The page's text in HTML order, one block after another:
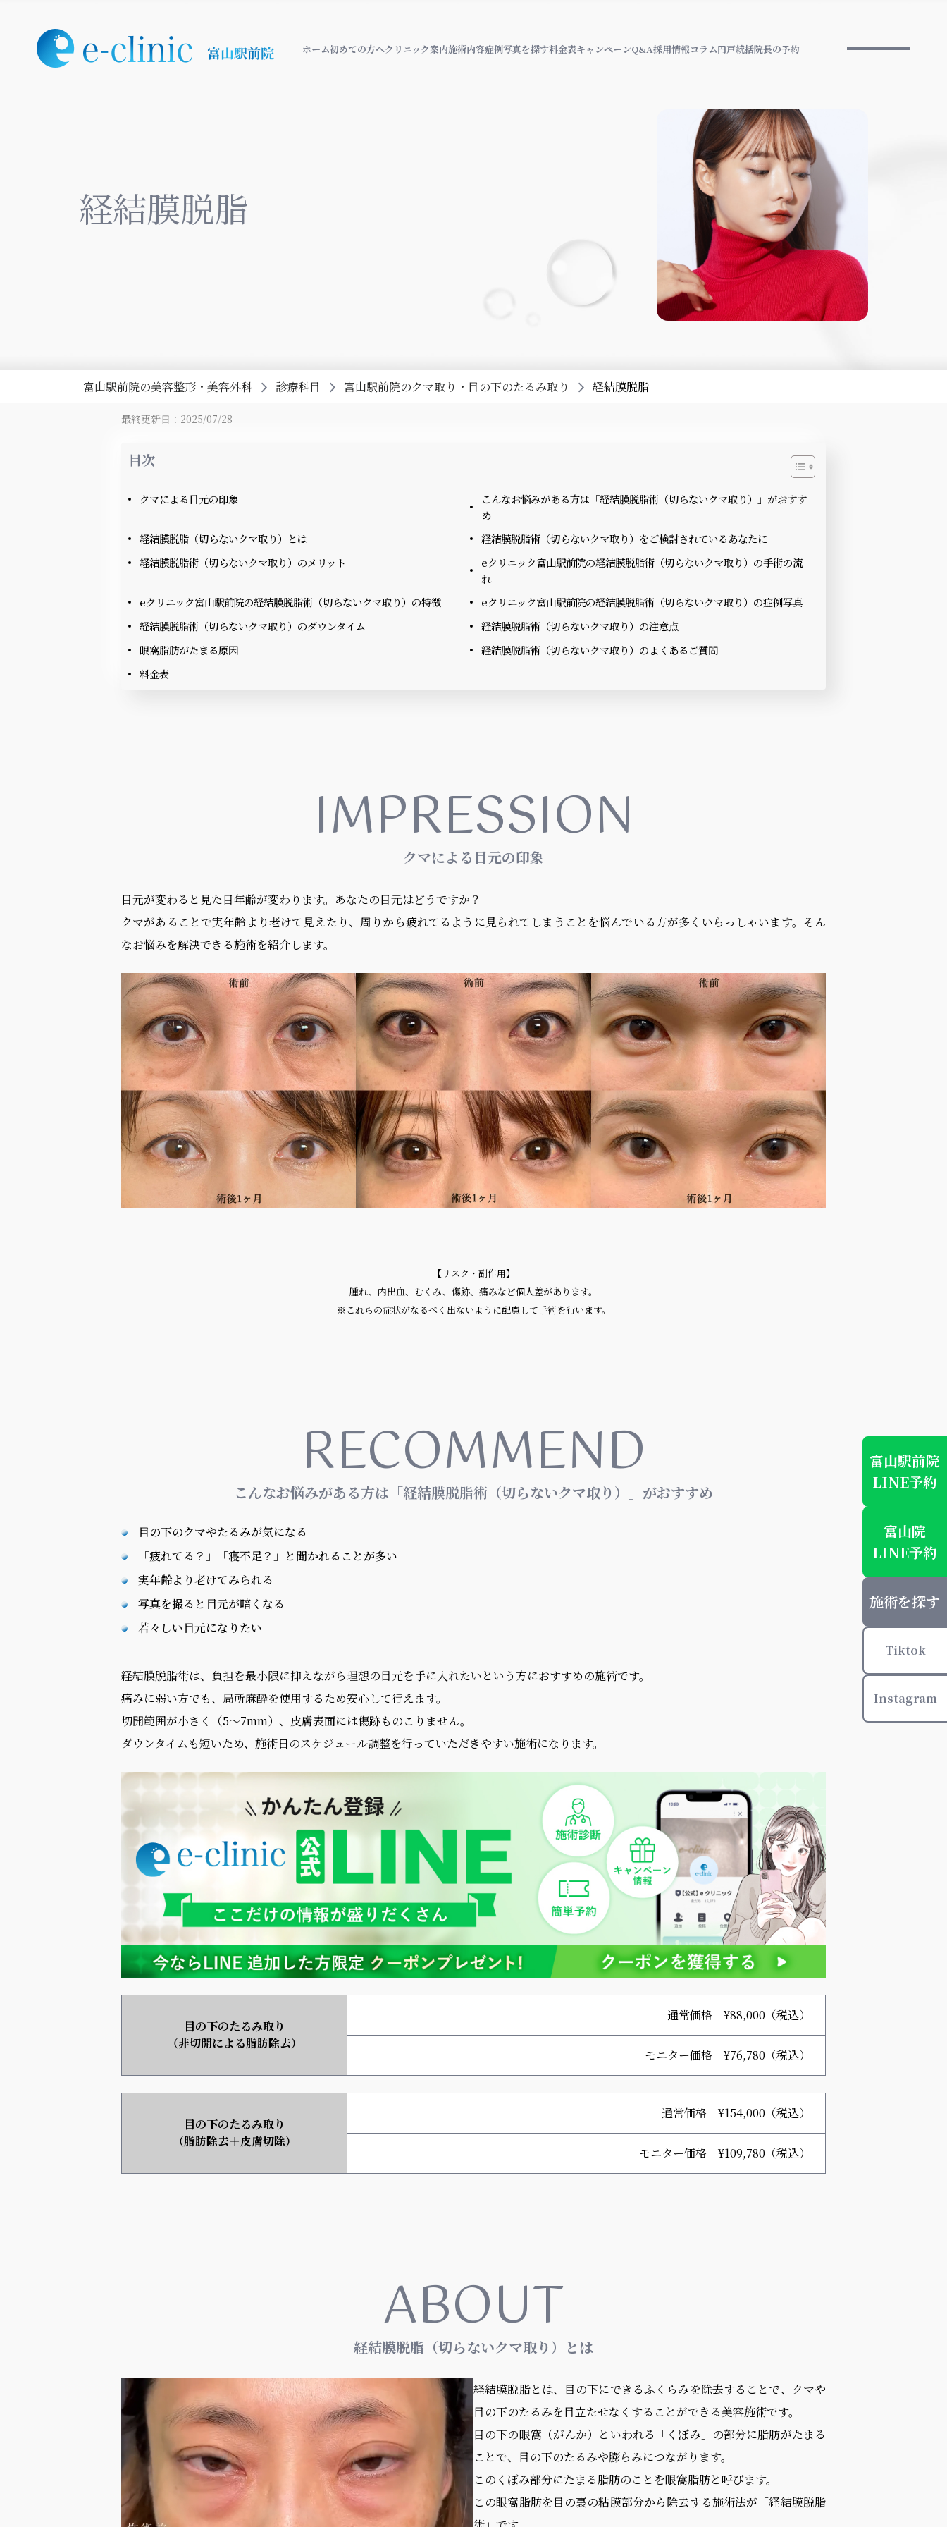
ホーム初めての方へクリニック案内施術内容症例写真を探す料金表キャンペーンQ&A採用情報コラム円戸統括院長の予約
経結膜脱脂
富山駅前院の美容整形・美容外科 診療科目 富山駅前院のクマ取り・目の下のたるみ取り 経結膜脱脂
最終更新日：2025/07/28
目次
クマによる目元の印象
こんなお悩みがある方は「経結膜脱脂術（切らないクマ取り）」がおすす
め
経結膜脱脂（切らないクマ取り）とは
経結膜脱脂術（切らないクマ取り）をご検討されているあなたに
経結膜脱脂術（切らないクマ取り）のメリット
eクリニック富山駅前院の経結膜脱脂術（切らないクマ取り）の手術の流
れ
eクリニック富山駅前院の経結膜脱脂術（切らないクマ取り）の特徴
eクリニック富山駅前院の経結膜脱脂術（切らないクマ取り）の症例写真
経結膜脱脂術（切らないクマ取り）のダウンタイム
経結膜脱脂術（切らないクマ取り）の注意点
眼窩脂肪がたまる原因
経結膜脱脂術（切らないクマ取り）のよくあるご質問
料金表
IMPRESSION
クマによる目元の印象
目元が変わると見た目年齢が変わります。あなたの目元はどうですか？
クマがあることで実年齢より老けて見えたり、周りから疲れてるように見られてしまうことを悩んでいる方が多くいらっしゃいます。そん
なお悩みを解決できる施術を紹介します。
【リスク・副作用】
腫れ、内出血、むくみ、傷跡、痛みなど個人差があります。
※これらの症状がなるべく出ないように配慮して手術を行います。
RECOMMEND
こんなお悩みがある方は「経結膜脱脂術（切らないクマ取り）」がおすすめ
目の下のクマやたるみが気になる
「疲れてる？」「寝不足？」と聞かれることが多い
実年齢より老けてみられる
写真を撮ると目元が暗くなる
若々しい目元になりたい
経結膜脱脂術は、負担を最小限に抑えながら理想の目元を手に入れたいという方におすすめの施術です。
痛みに弱い方でも、局所麻酔を使用するため安心して行えます。
切開範囲が小さく（5～7mm）、皮膚表面には傷跡ものこりません。
ダウンタイムも短いため、施術日のスケジュール調整を行っていただきやすい施術になります。
目の下のたるみ取り
（非切開による脂肪除去）
通常価格 ¥88,000（税込）
モニター価格 ¥76,780（税込）
目の下のたるみ取り
（脂肪除去＋皮膚切除）
通常価格 ¥154,000（税込）
モニター価格 ¥109,780（税込）
ABOUT
経結膜脱脂（切らないクマ取り）とは
経結膜脱脂とは、目の下にできるふくらみを除去することで、クマや
目の下のたるみを目立たせなくすることができる美容施術です。
目の下の眼窩（がんか）といわれる「くぼみ」の部分に脂肪がたまる
ことで、目の下のたるみや膨らみにつながります。
このくぼみ部分にたまる脂肪のことを眼窩脂肪と呼びます。
この眼窩脂肪を目の裏の粘膜部分から除去する施術法が「経結膜脱脂
富山駅前院
LINE予約
富山院
LINE予約
施術を探す
Tiktok
Instagram